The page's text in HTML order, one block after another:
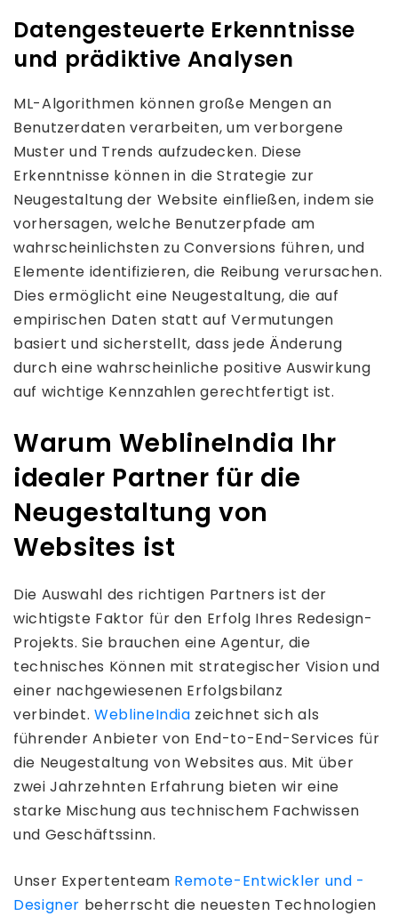
Datengesteuerte Erkenntnisse
und prädiktive Analysen
ML-Algorithmen können große Mengen an
Benutzerdaten verarbeiten, um verborgene
Muster und Trends aufzudecken. Diese
Erkenntnisse können in die Strategie zur
Neugestaltung der Website einfließen, indem sie
vorhersagen, welche Benutzerpfade am
wahrscheinlichsten zu Conversions führen, und
Elemente identifizieren, die Reibung verursachen.
Dies ermöglicht eine Neugestaltung, die auf
empirischen Daten statt auf Vermutungen
basiert und sicherstellt, dass jede Änderung
durch eine wahrscheinliche positive Auswirkung
auf wichtige Kennzahlen gerechtfertigt ist.
Warum WeblineIndia Ihr
idealer Partner für die
Neugestaltung von
Websites ist
Die Auswahl des richtigen Partners ist der
wichtigste Faktor für den Erfolg Ihres Redesign-
Projekts. Sie brauchen eine Agentur, die
technisches Können mit strategischer Vision und
einer nachgewiesenen Erfolgsbilanz
verbindet.WeblineIndia zeichnet sich als
führender Anbieter von End-to-End-Services für
die Neugestaltung von Websites aus. Mit über
zwei Jahrzehnten Erfahrung bieten wir eine
starke Mischung aus technischem Fachwissen
und Geschäftssinn.
Unser Expertenteam Remote-Entwickler und -
Designer beherrscht die neuesten Technologien